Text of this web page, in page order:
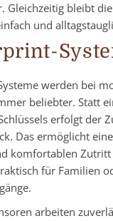
Gleichzeitig bleibt die
und
werden bei
beliebter. Statt
erfolgt der
Das ermöglicht
komfortablen Zutritt
für Familien
arbeiten